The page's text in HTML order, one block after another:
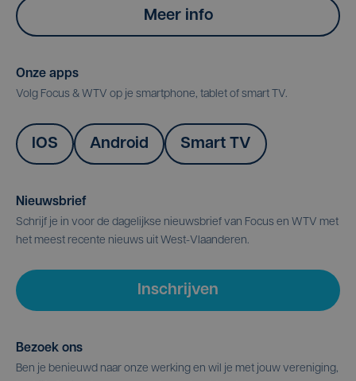
Meer info
Onze apps
Volg Focus & WTV op je smartphone, tablet of smart TV.
IOS Android Smart TV
Nieuwsbrief
Schrijf je in voor de dagelijkse nieuwsbrief van Focus en WTV met
het meest recente nieuws uit West-Vlaanderen.
Inschrijven
Bezoek ons
Ben je benieuwd naar onze werking en wil je met jouw vereniging,